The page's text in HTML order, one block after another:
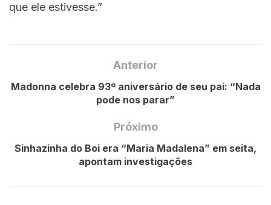
que ele estivesse.”
Anterior
Madonna celebra 93º aniversário de seu pai: “Nada
pode nos parar”
Próximo
Sinhazinha do Boi era “Maria Madalena” em seita,
apontam investigações